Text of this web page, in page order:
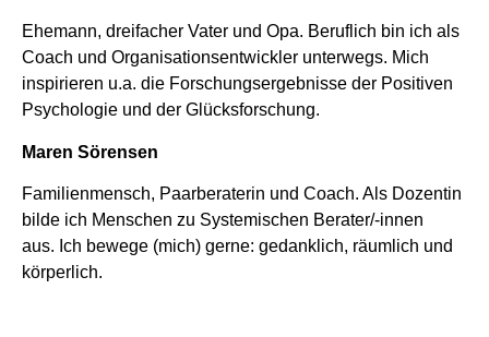
Ehemann, dreifacher Vater und Opa. Beruflich bin ich als
Coach und Organisationsentwickler unterwegs. Mich
inspirieren u.a. die Forschungsergebnisse der Positiven
Psychologie und der Glücksforschung.
Maren Sörensen
Familienmensch, Paarberaterin und Coach. Als Dozentin
bilde ich Menschen zu Systemischen Berater/-innen
aus. Ich bewege (mich) gerne: gedanklich, räumlich und
körperlich.